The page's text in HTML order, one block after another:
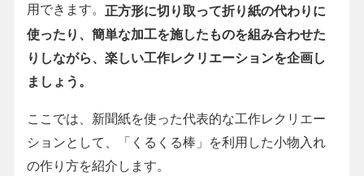
用できます。 正方形に切り取って折り紙の代わりに
使ったり、簡単な加工を施したものを組み合わせた
りしながら、楽しい工作レクリエーションを企画し
ましょう。
ここでは、新聞紙を使った代表的な工作レクリエー
ションとして、「くるくる棒」を利用した小物入れ
の作り方を紹介します。